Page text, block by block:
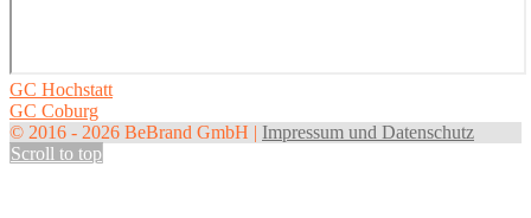
Post
navigation
GC Hochstatt
GC Coburg
© 2016 - 2026 BeBrand GmbH | Impressum und Datenschutz
Scroll to top